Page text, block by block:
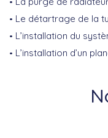
Le détartrage de la
L’installation du
L’installation d’un